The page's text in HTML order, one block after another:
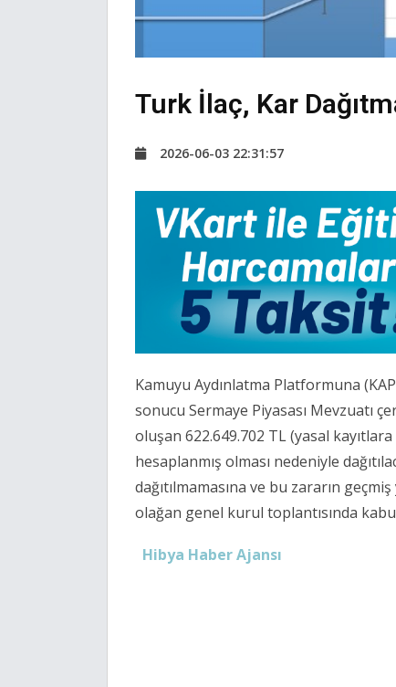
Turk İlaç, Kar
2026-06-03 22:31:57
Kamuyu Aydınlatma Platformuna
sonucu Sermaye Piyasası Mevzuatı
oluşan 622.649.702 TL (yasal
hesaplanmış olması nedeniyle
dağıtılmamasına ve bu zararın
olağan genel kurul toplantısında
Hibya Haber Ajansı